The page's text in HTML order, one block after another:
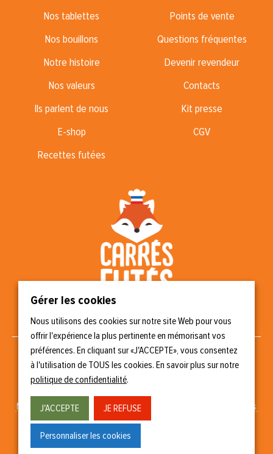
Nos tablettes
Nos bouillons
Notre histoire
Nos valeurs
Ils parlent de nous
E-shop
Recettes futées
Points de vente
Questions fréquentes
Devenir revendeur
Contacts
Kit presse
CGV
Nous suivre
Mentions légales – Politique de confidentialité Gérer les cookies
Conception & réalisation
Gérer les cookies
Nous utilisons des cookies sur notre site Web pour vous
offrir l'expérience la plus pertinente en mémorisant vos
préférences. En cliquant sur «J'ACCEPTE», vous consentez
à l'utilisation de TOUS les cookies. En savoir plus sur notre
politique de confidentialité.
J'ACCEPTE JE REFUSE
Personnaliser les cookies